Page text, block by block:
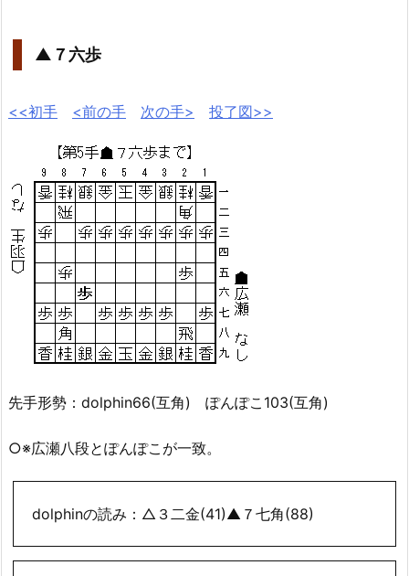
▲７六歩
<<初手 <前の手 次の手> 投了図>>
先手形勢：dolphin66(互角) ぽんぽこ103(互角)
○※広瀬八段とぽんぽこが一致。
dolphinの読み：△３二金(41)▲７七角(88)